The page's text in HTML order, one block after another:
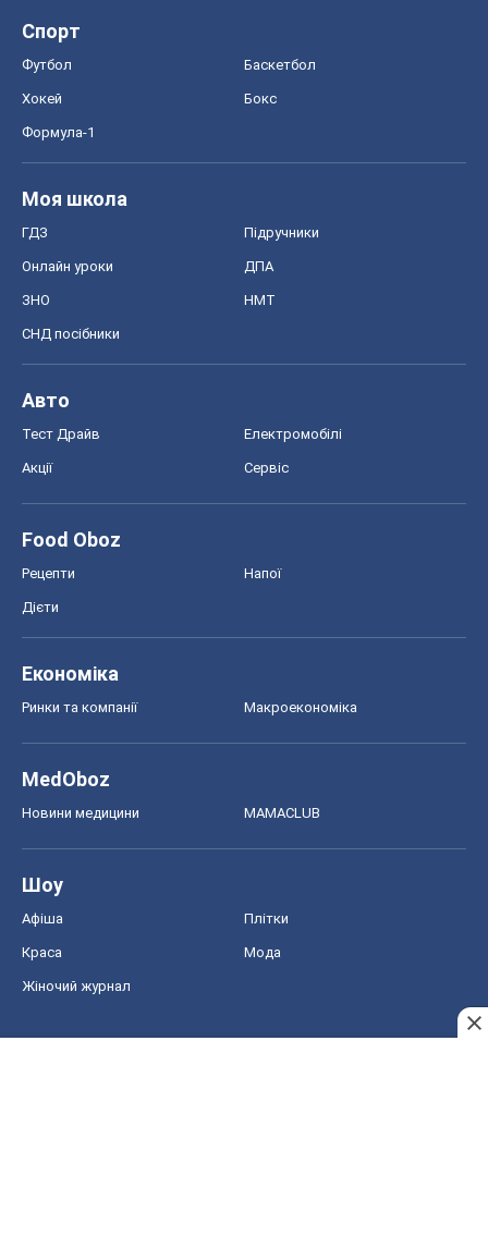
Спорт
Футбол Баскетбол
Хокей Бокс
Формула-1
Моя школа
ГДЗ Підручники
Онлайн уроки ДПА
ЗНО НМТ
СНД посібники
Авто
Тест Драйв Електромобілі
Акції Сервіс
Food Oboz
Рецепти Напої
Дієти
Економіка
Ринки та компанії Макроекономіка
MedOboz
Новини медицини MAMACLUB
Шоу
Афіша Плітки
Краса Мода
Жіночий журнал